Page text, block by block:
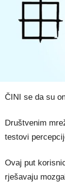
ČINI se da su
Društvenim
testovi
Ovaj put
rješavaju